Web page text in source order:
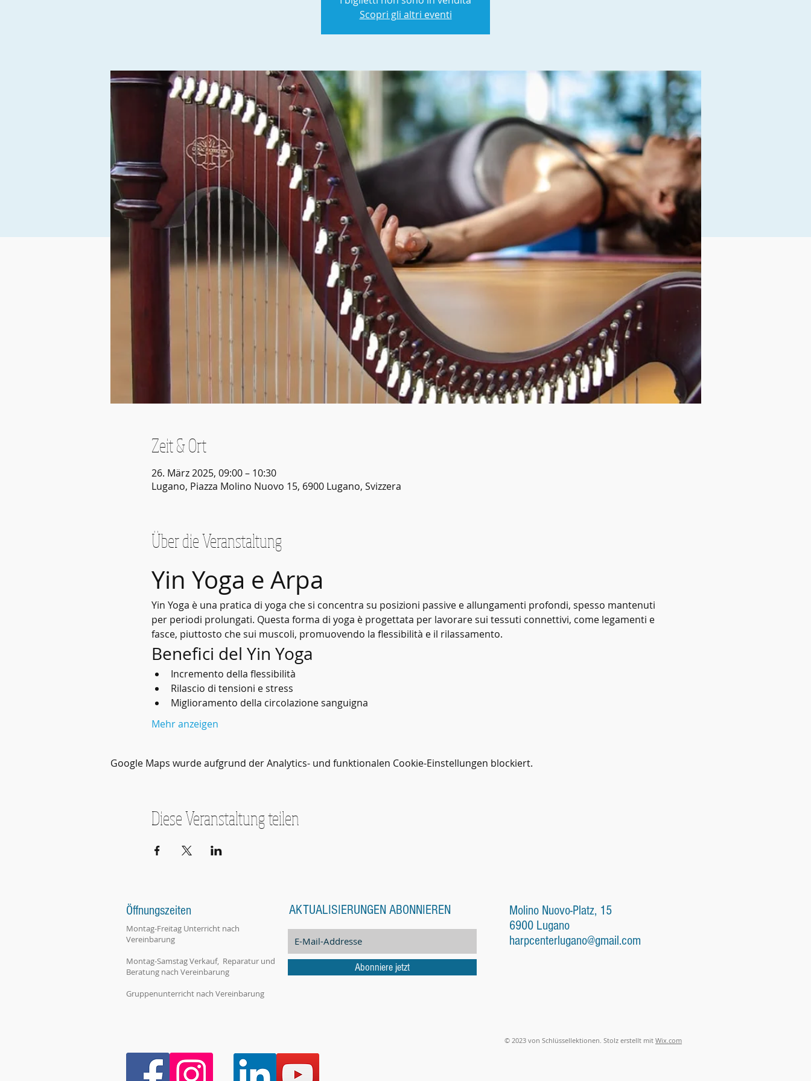
Scopri gli altri eventi
Zeit & Ort
26. März 2025, 09:00 – 10:30
Lugano, Piazza Molino Nuovo 15, 6900 Lugano, Svizzera
Über die Veranstaltung
Yin Yoga e Arpa
Yin Yoga è una pratica di yoga che si concentra su posizioni passive e allungamenti profondi, spesso mantenuti
per periodi prolungati. Questa forma di yoga è progettata per lavorare sui tessuti connettivi, come legamenti e
fasce, piuttosto che sui muscoli, promuovendo la flessibilità e il rilassamento.
Benefici del Yin Yoga
Incremento della flessibilità
Rilascio di tensioni e stress
Miglioramento della circolazione sanguigna
Mehr anzeigen
Google Maps wurde aufgrund der Analytics- und funktionalen Cookie-Einstellungen blockiert.
Diese Veranstaltung teilen
Öffnungszeiten
Montag-Freitag Unterricht nach
Vereinbarung
Montag-Samstag Verkauf, Reparatur und
Beratung nach Vereinbarung
Gruppenunterricht nach Vereinbarung
AKTUALISIERUNGEN ABONNIEREN
Abonniere jetzt
Molino Nuovo-Platz, 15
6900 Lugano
harpcenterlugano@gmail.com
© 2023 von Schlüssellektionen. Stolz erstellt mit Wix.com